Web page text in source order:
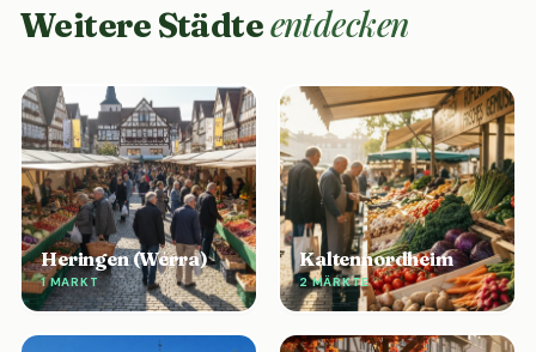
Weitere Städteentdecken
Heringen (Werra)
1 MARKT
Kaltennordheim
2 MÄRKTE